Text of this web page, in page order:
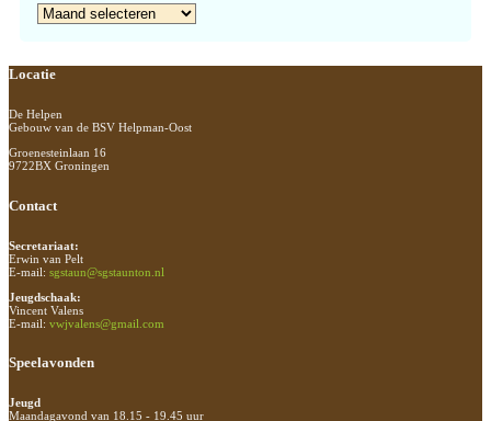
Archief
Footer
Locatie
De Helpen
Gebouw van de BSV Helpman-Oost
Groenesteinlaan 16
9722BX Groningen
Contact
Secretariaat:
Erwin van Pelt
E-mail: sgstaun@sgstaunton.nl
Jeugdschaak:
Vincent Valens
E-mail: vwjvalens@gmail.com
Speelavonden
Jeugd
Maandagavond van 18.15 - 19.45 uur